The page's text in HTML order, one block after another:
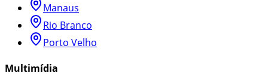
Manaus
Rio Branco
Porto Velho
Multimídia